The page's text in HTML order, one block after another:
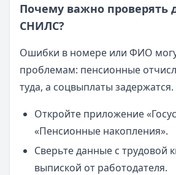
Почему важно проверять
СНИЛС?
Ошибки в номере или ФИО
проблемам: пенсионные
туда, а соцвыплаты
Откройте приложение
«Пенсионные накопления».
Сверьте данные с трудовой
выпиской от работодателя.